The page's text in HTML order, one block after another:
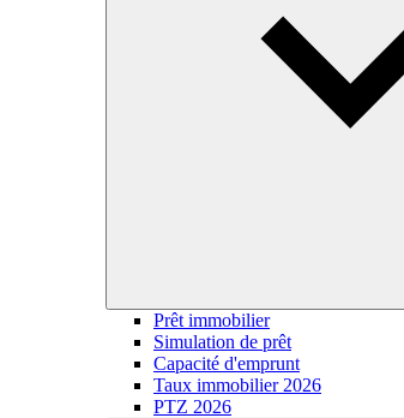
Prêt immobilier
Simulation de prêt
Capacité d'emprunt
Taux immobilier 2026
PTZ 2026